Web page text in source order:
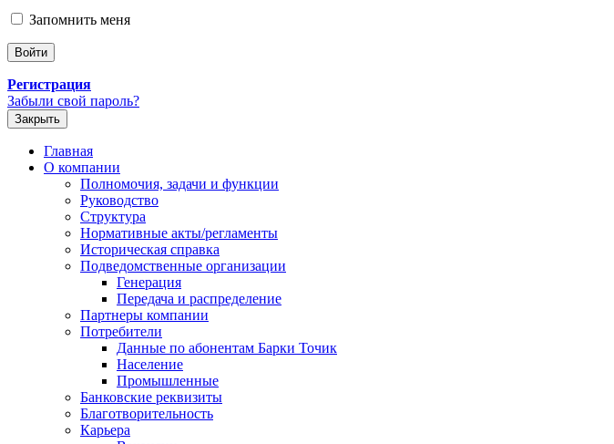
Запомнить меня
Регистрация
Забыли свой пароль?
Закрыть
Главная
О компании
Полномочия, задачи и функции
Руководство
Структура
Нормативные акты/регламенты
Историческая справка
Подведомственные организации
Генерация
Передача и распределение
Партнеры компании
Потребители
Данные по абонентам Барки Точик
Население
Промышленные
Банковские реквизиты
Благотворительность
Карьера